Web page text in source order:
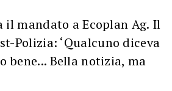
il mandato a Ecoplan Ag. Il
Polizia: ‘Qualcuno diceva
bene... Bella notizia, ma